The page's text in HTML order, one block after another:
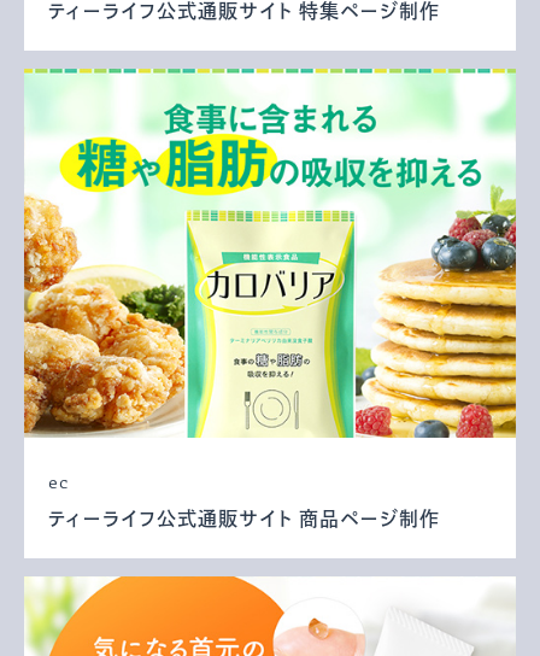
ティーライフ公式通販サイト 特集ページ制作
ec
ティーライフ公式通販サイト 商品ページ制作